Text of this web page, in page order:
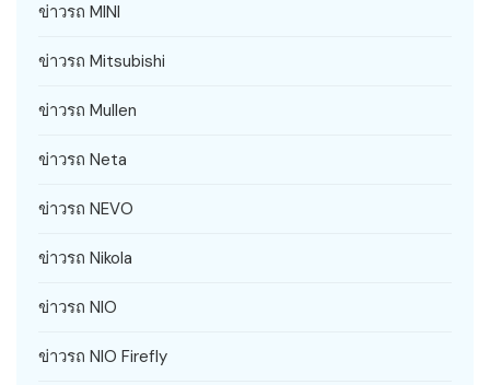
ข่าวรถ MINI
ข่าวรถ Mitsubishi
ข่าวรถ Mullen
ข่าวรถ Neta
ข่าวรถ NEVO
ข่าวรถ Nikola
ข่าวรถ NIO
ข่าวรถ NIO Firefly